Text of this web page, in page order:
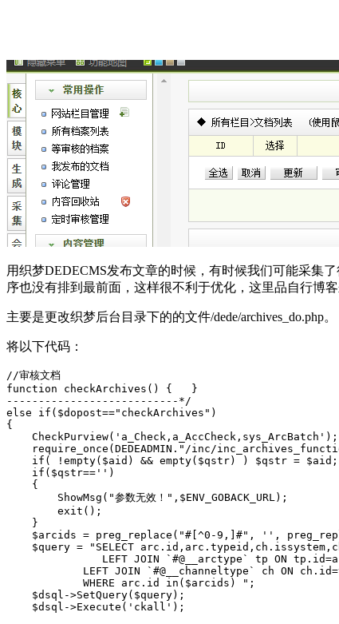
用织梦DEDECMS发布文章的时候，有时候我们可能采集
序也没有排到最前面，这样很不利于优化，这里品自行博客
主要是更改织梦后台目录下的的文件/dede/archives_do.php。
将以下代码：
//审核文档
function checkArchives() {   }
---------------------------*/
else if($dopost=="checkArchives")
{
    CheckPurview('a_Check,a_AccCheck,sys_ArcBatch');
require_once(DEDEADMIN."/inc/
    if( !empty($aid) && empty($qstr) ) $qstr = $aid;
    if($qstr=='')
    {
        ShowMsg("参数无效！",$ENV_GOBACK_URL);
        exit();
    }
$arcids = preg_replace("#[^0-9,]#", '',
$query = "SELECT
LEFT JOIN `#@__arctype` tp ON
LEFT JOIN `#@__channeltype` ch ON
            WHERE arc.id in($arcids) ";
    $dsql->SetQuery($query);
    $dsql->Execute('ckall');